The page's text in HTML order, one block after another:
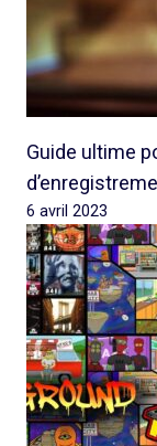
Guide ultime
6 avril 2023